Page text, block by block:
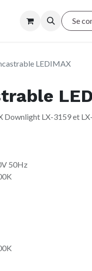
Se
LEDIMAX
Downlight LX-3159 et
50Hz